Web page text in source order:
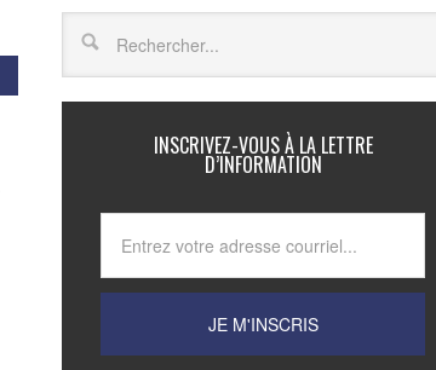
INSCRIVEZ-VOUS À LA LETTRE
D’INFORMATION